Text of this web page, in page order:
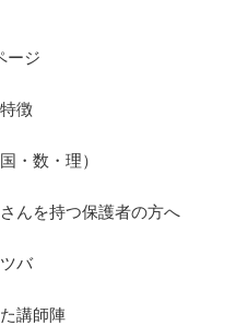
ージ
徴
・数・理）
んを持つ保護者の方へ
バ
講師陣